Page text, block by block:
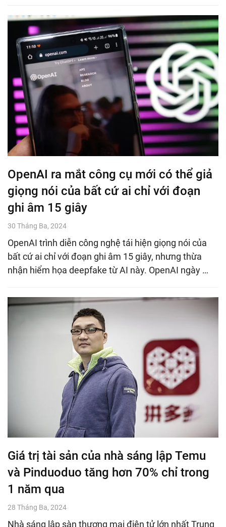
OpenAI ra mắt công cụ mới có thể giả
giọng nói của bất cứ ai chỉ với đoạn
ghi âm 15 giây
30 Tháng Ba, 2024
OpenAI trình diễn công nghệ tái hiện giọng nói của
bất cứ ai chỉ với đoạn ghi âm 15 giây, nhưng thừa
nhận hiểm họa deepfake từ AI này. OpenAI ngày …
Giá trị tài sản của nhà sáng lập Temu
và Pinduoduo tăng hơn 70% chỉ trong
1 năm qua
28 Tháng Ba, 2024
Nhà sáng lập sàn thương mại điện tử lớn nhất Trung